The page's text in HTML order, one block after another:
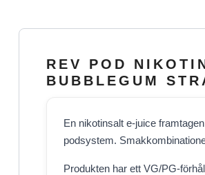
REV POD
BUBBLEGUM
En nikotinsalt e-juice
podsystem.
Produkten har ett VG/PG-